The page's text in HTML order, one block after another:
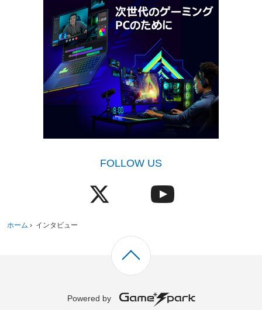
FOLLOW US
ホーム › インタビュー
Powered by